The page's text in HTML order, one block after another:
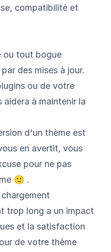
compatibilité et
ou tout bogue
des mises à jour.
ou de votre
aidera à maintenir la
d'un thème est
en avertit, vous
pour ne pas
🙂 .
trop long a un impact
et la satisfaction
de votre thème